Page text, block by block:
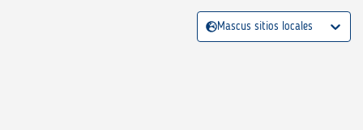
Mascus sitios locales